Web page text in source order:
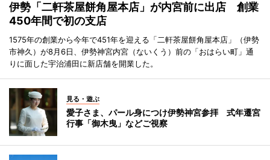
伊勢「二軒茶屋餅角屋本店」が内宮前に出店 創業
450年間で初の支店
1575年の創業から今年で451年を迎える「二軒茶屋餅角屋本店」（伊勢
市神久）が8月6日、伊勢神宮内宮（ないくう）前の「おはらい町」通
りに面した宇治浦田に新店舗を開業した。
見る・遊ぶ
愛子さま、パール身につけ伊勢神宮参拝 式年遷宮
行事「御木曳」などご視察